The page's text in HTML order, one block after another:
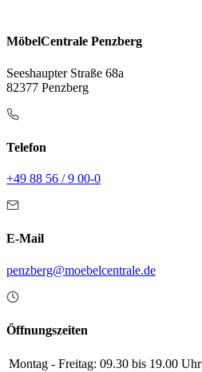
MöbelCentrale Penzberg
Seeshaupter Straße 68a
82377 Penzberg
Telefon
+49 88 56 / 9 00-0
E-Mail
penzberg@moebelcentrale.de
Öffnungszeiten
Montag - Freitag: 09.30 bis 19.00 Uhr